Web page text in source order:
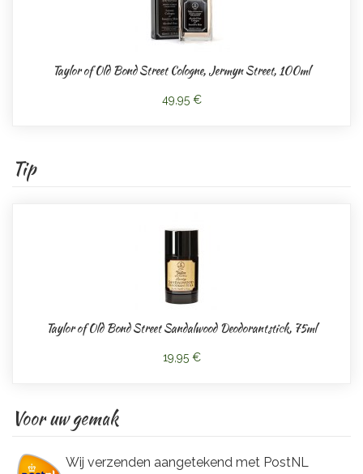
Taylor of Old Bond Street Cologne, Jermyn Street, 100ml
49,95 €
Tip
Taylor of Old Bond Street Sandalwood Deodorantstick, 75ml
19,95 €
Voor uw gemak
Wij verzenden aangetekend met PostNL